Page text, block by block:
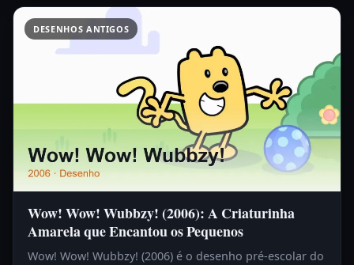
DESENHOS ANTIGOS
Wow! Wow! Wubbzy! (2006): A Criaturinha
Amarela que Encantou os Pequenos
Wow! Wow! Wubbzy! (2006) é o desenho pré-escolar do